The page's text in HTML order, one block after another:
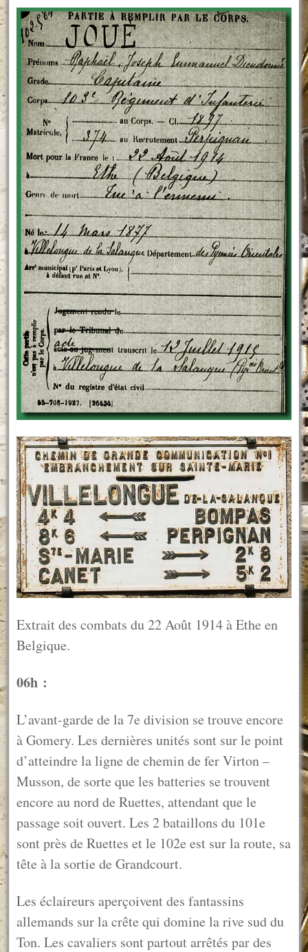
Extrait des combats du 22 Août 1914 à Ethe en
Belgique.
06h :
L’avant-garde de la 7e division se trouve encore
à Gomery. Les dernières unités sont sur le point
d’atteindre la ligne de chemin de fer Virton –
Musson, de sorte que les batteries se trouvent
encore au nord de Ruettes, attendant que le
passage soit ouvert. Les 2 bataillons du 101e
sont près de Ruettes et le 102e est sur la route, sa
tête à la sortie de Grandcourt.
Les éclaireurs aperçoivent des fantassins
allemands sur la crête qui domine la rive sud du
Ton. Les cavaliers sont partout arrêtés par des